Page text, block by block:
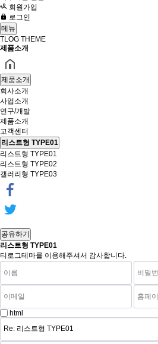
회원가입
로그인
메뉴
TLOG THEME
제품소개
제품소개
회사소개
사업소개
연구/개발
제품소개
고객센터
리스트형 TYPE01
리스트형 TYPE01
리스트형 TYPE02
갤러리형 TYPE03
공유하기
리스트형 TYPE01
티로그테마를 이용해주셔서 감사합니다.
html